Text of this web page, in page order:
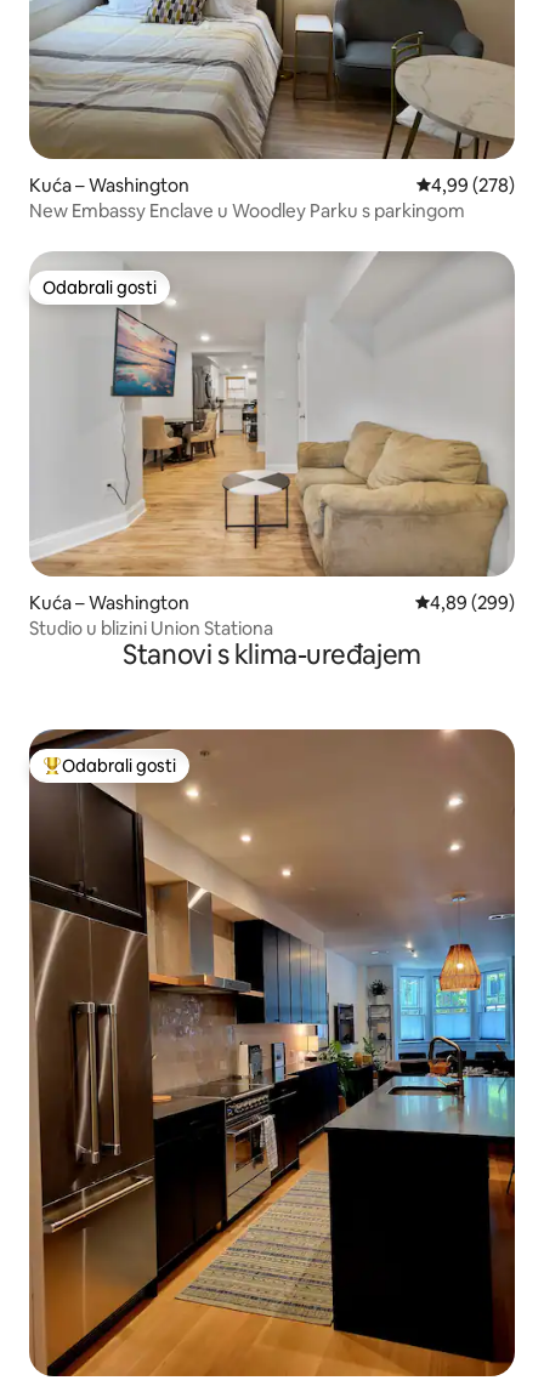
Kuća – Washington Prosječna
4,99 (278)
New Embassy Enclave u Woodley Parku s parkingom
Odabrali gosti
Odabrali gosti
Kuća – Washington Prosječna
4,89 (299)
Studio u blizini Union Stationa
Stanovi s klima-uređajem
Među najviše rangiranima s oznakom „Odabrali gosti”
Odabrali gosti